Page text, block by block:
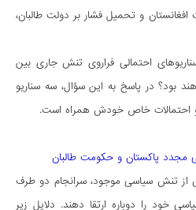
و تحمیل فشار بر دولت طالبان،
احتمالی فراروی تنش جاری بین
بود؟ در پاسخ به این سؤال، سه سناریو
و احتمالات خاص خودش همراه است.
مجدد پاکستان و حکومت طالبان
از تنش سیاسی موجود، سرانجام دو طرف
خود را دوباره ارتقا دهند. دلایل زیر